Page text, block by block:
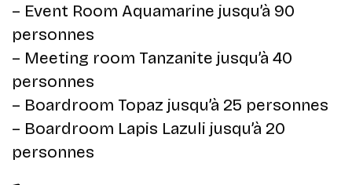
– Event Room Aquamarine jusqu’à 90
personnes
– Meeting room Tanzanite jusqu’à 40
personnes
– Boardroom Topaz jusqu’à 25 personnes
– Boardroom Lapis Lazuli jusqu’à 20
personnes